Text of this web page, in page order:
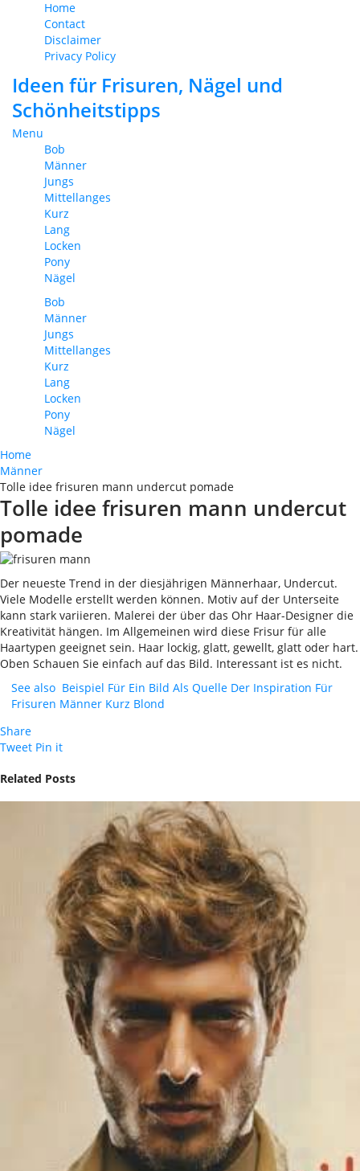
Home
Contact
Disclaimer
Privacy Policy
Ideen für Frisuren, Nägel und
Schönheitstipps
Menu
Bob
Männer
Jungs
Mittellanges
Kurz
Lang
Locken
Pony
Nägel
Bob
Männer
Jungs
Mittellanges
Kurz
Lang
Locken
Pony
Nägel
Home
Männer
Tolle idee frisuren mann undercut pomade
Tolle idee frisuren mann undercut
pomade
Der neueste Trend in der diesjährigen Männerhaar, Undercut.
Viele Modelle erstellt werden können. Motiv auf der Unterseite
kann stark variieren. Malerei der über das Ohr Haar-Designer die
Kreativität hängen. Im Allgemeinen wird diese Frisur für alle
Haartypen geeignet sein. Haar lockig, glatt, gewellt, glatt oder hart.
Oben Schauen Sie einfach auf das Bild. Interessant ist es nicht.
See also Beispiel Für Ein Bild Als Quelle Der Inspiration Für
Frisuren Männer Kurz Blond
Share
Tweet Pin it
Related Posts